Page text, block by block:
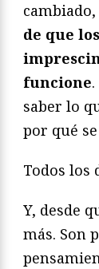
cambiado,
de que
funcione
saber lo
por qué
Todos los
Y, desde
más. Son